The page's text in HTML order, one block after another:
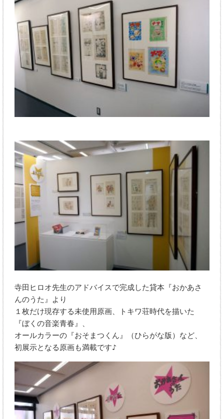
寺田ヒロオ先生のアドバイスで完成した貸本『おかあさ
んのうた』より
１枚だけ現存する未使用原画、トキワ荘時代を描いた
『ぼくの音楽青春』、
オールカラーの『おそまつくん』（ひらがな版）など、
初展示となる原画も満載です♪